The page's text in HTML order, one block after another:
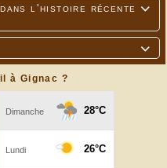

l'histoire récente

il à Gignac ?